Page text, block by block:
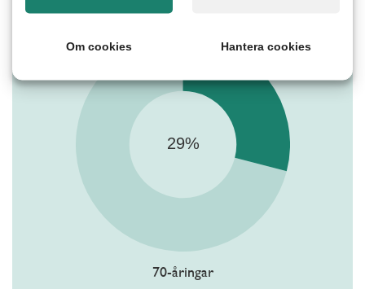
70-åringar
Om cookies Hantera cookies